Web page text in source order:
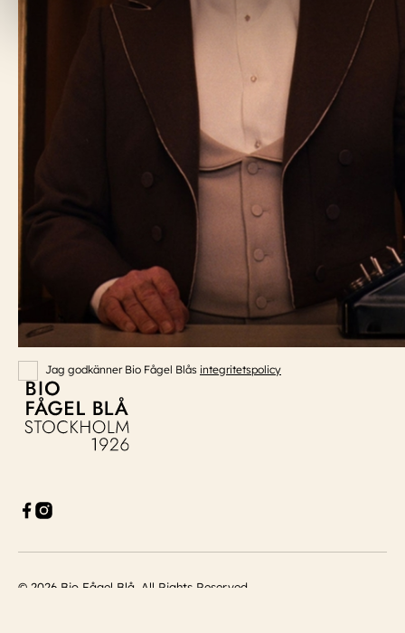
BIO FÅGEL BLÅ
Skeppargatan 60,
114 49 Stockholm
biljett@biofagelbla.se
Allmänt:
mail@biofagelbla.se
Event:
event@biofagelbla.se
ÖPPETTIDER
Biografen öppnar 30 min innan dagens första visning.
NYHETSBREV
E-Postaddress
Skicka
Jag godkänner Bio Fågel Blås integritetspolicy
Bio Fågel Blå
Facebook
Instagram
© 2026 Bio Fågel Blå. All Rights Reserved.